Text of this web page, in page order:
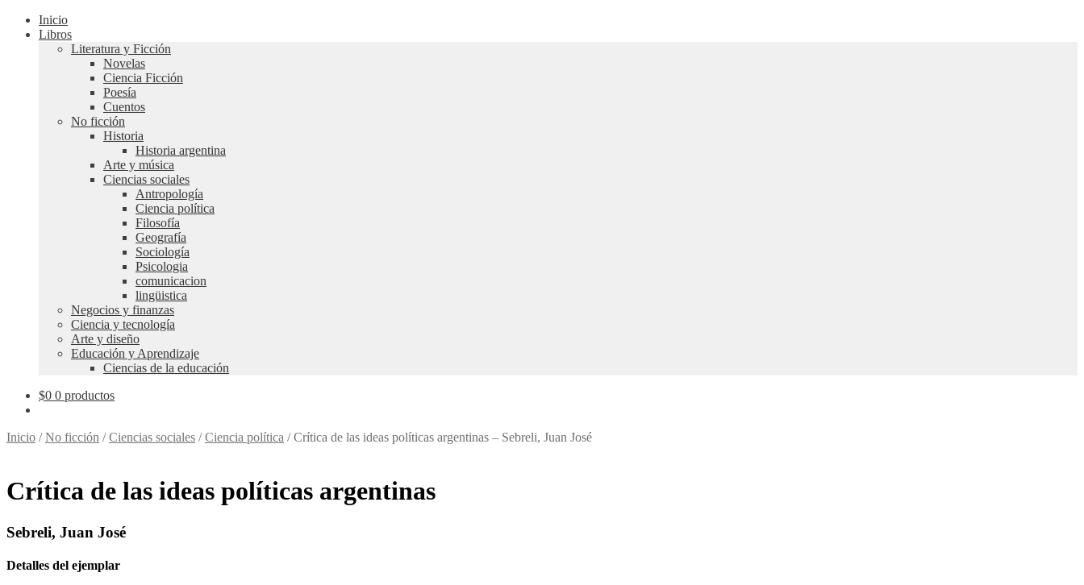
Inicio
Libros
Literatura y Ficción
Novelas
Ciencia Ficción
Poesía
Cuentos
No ficción
Historia
Historia argentina
Arte y música
Ciencias sociales
Antropología
Ciencia política
Filosofía
Geografía
Sociología
Psicologia
comunicacion
lingüistica
Negocios y finanzas
Ciencia y tecnología
Arte y diseño
Educación y Aprendizaje
Ciencias de la educación
$0 0 productos
Inicio /No ficción /Ciencias sociales /Ciencia política /Crítica de las ideas políticas argentinas – Sebreli, Juan José
Crítica de las ideas políticas argentinas
Sebreli, Juan José
Detalles del ejemplar